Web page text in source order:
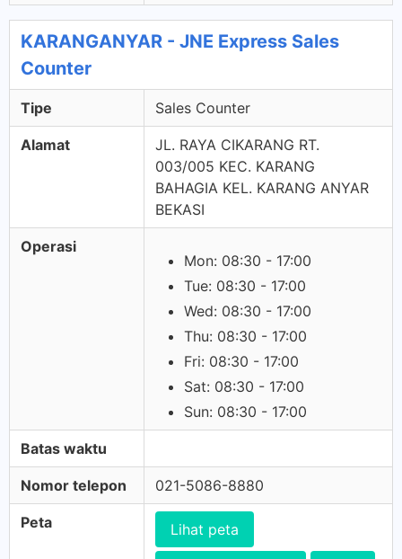
KARANGANYAR - JNE Express Sales
Counter
Tipe Sales Counter
Alamat
JL. RAYA CIKARANG RT.
003/005 KEC. KARANG
BAHAGIA KEL. KARANG ANYAR
BEKASI
Operasi
Mon: 08:30 - 17:00
Tue: 08:30 - 17:00
Wed: 08:30 - 17:00
Thu: 08:30 - 17:00
Fri: 08:30 - 17:00
Sat: 08:30 - 17:00
Sun: 08:30 - 17:00
Batas waktu
Nomor telepon 021-5086-8880
Peta Lihat peta